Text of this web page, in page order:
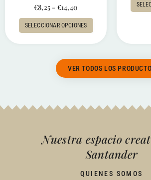
€8,25 - €14,40
SELECCIONAR OPCIONES
VER TODOS LOS
Nuestra espacio
Santander
QUIENES SOMOS